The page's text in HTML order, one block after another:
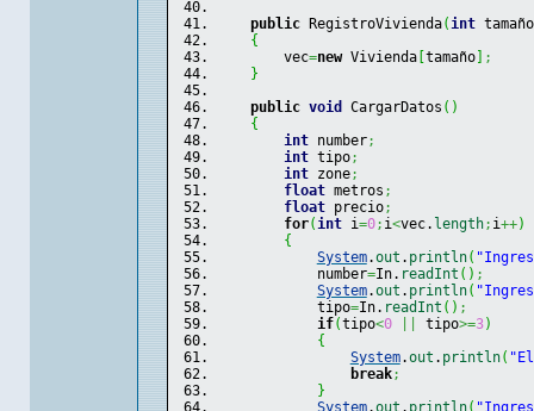
public RegistroVivienda(int tamaño
{
vec=new Vivienda[ tamaño]
;
}
public void CargarDatos ( )
{
int number;
int tipo;
int zone;
float metros ;
float precio;
for(int i=0; i<vec. length; i++)
{
System.out . println(
number=In. readInt ( ) ;
System.out . println(
tipo=In. readInt ( ) ;
if(tipo<0 tipo>=3)
{
System.out . println(
break;
}
System.out . println(